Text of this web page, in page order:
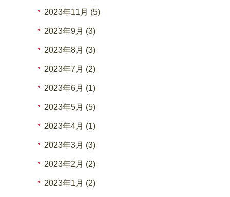
2023年11月 (5)
2023年9月 (3)
2023年8月 (3)
2023年7月 (2)
2023年6月 (1)
2023年5月 (5)
2023年4月 (1)
2023年3月 (3)
2023年2月 (2)
2023年1月 (2)